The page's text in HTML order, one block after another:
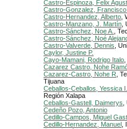
Castro-Espinoza, Felix
Castro-Gonzalez, Francisco
Castro-Hernandez, Alberto
Castro-Manzano, J. Martín
Castro-Sánchez, Noe A.
,
Castro-Sánchez, Noé
Castro-Valverde, Dennis ,
Caylor, Justine P.
Cayo-Mamani, Rodrigo Italo
Cazarez Castro, Nohe
Cazarez-Castro, Nohe R ,
Tijuana
Ceballos-Ceballos, Yessica I.
Región Xalapa
Ceballos-Gastell, Daimerys
Cedeño Pozo, Antonio
Cedillo-Campos, Miguel
Cedillo-Hernandez, Manuel